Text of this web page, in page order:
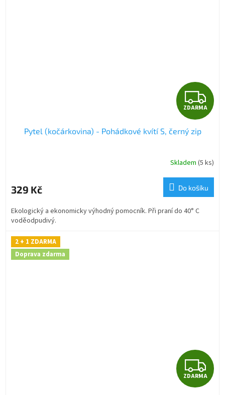
Z
D
R
M
A
ZDARMA
Pytel (kočárkovina) - Pohádkové kvítí S, černý zip
Skladem (5 ks)
329 Kč Do košíku
Ekologický a ekonomicky výhodný pomocník. Při praní do 40° C
voděodpudivý.
2 + 1 ZDARMA
Doprava zdarma
Z
D
ZDARMA